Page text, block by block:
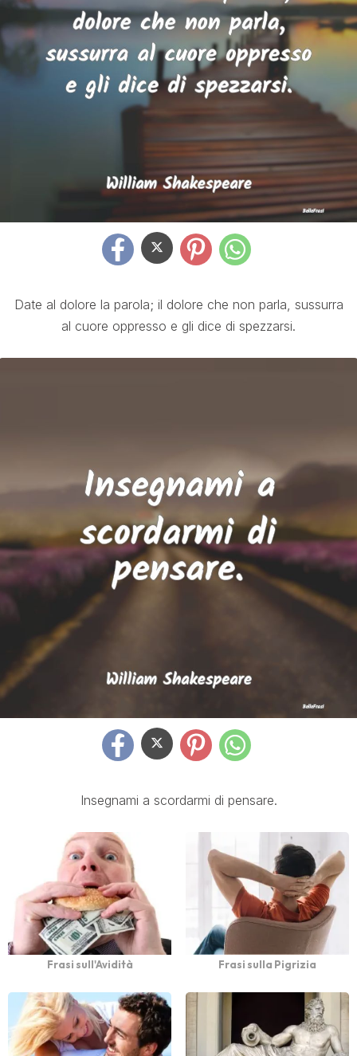
Date al dolore la parola; il dolore che non parla, sussurra
al cuore oppresso e gli dice di spezzarsi.
Insegnami a scordarmi di pensare.
Frasi sull'Avidità Frasi sulla Pigrizia